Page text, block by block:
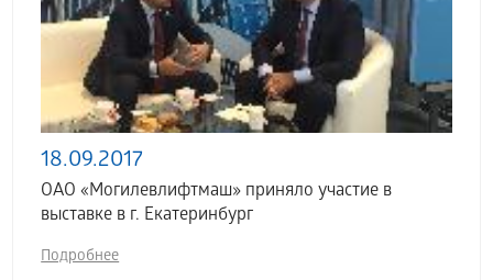
18.09.2017
ОАО «Могилевлифтмаш» приняло участие в
выставке в г. Екатеринбург
Подробнее